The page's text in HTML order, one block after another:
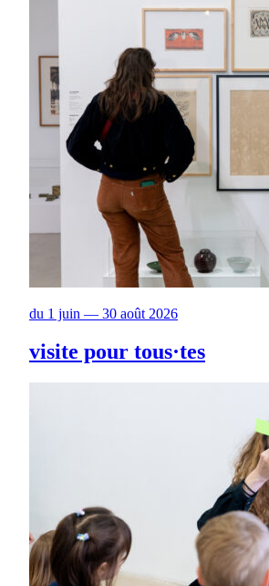
du 1 juin — 30 août 2026
visite pour tous·tes